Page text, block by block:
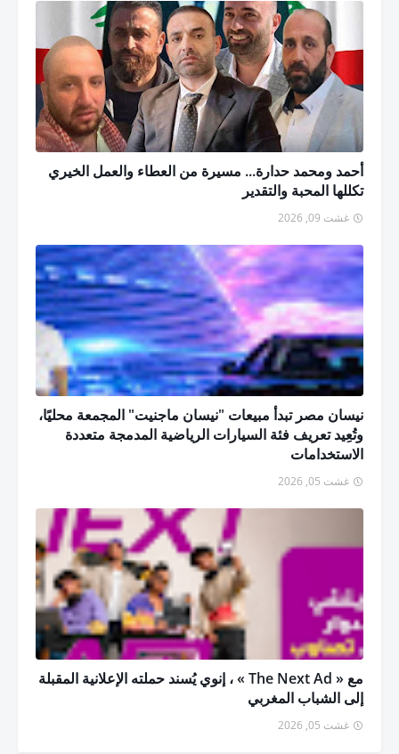
أحمد ومحمد حدارة... مسيرة من العطاء والعمل الخيري
تكللها المحبة والتقدير
غشت 09, 2026
نيسان مصر تبدأ مبيعات "نيسان ماجنيت" المجمعة محليًا،
وتُعِيد تعريف فئة السيارات الرياضية المدمجة متعددة
الاستخدامات
غشت 05, 2026
مع « The Next Ad » ، إنوي يُسند حملته الإعلانية المقبلة
إلى الشباب المغربي
غشت 05, 2026